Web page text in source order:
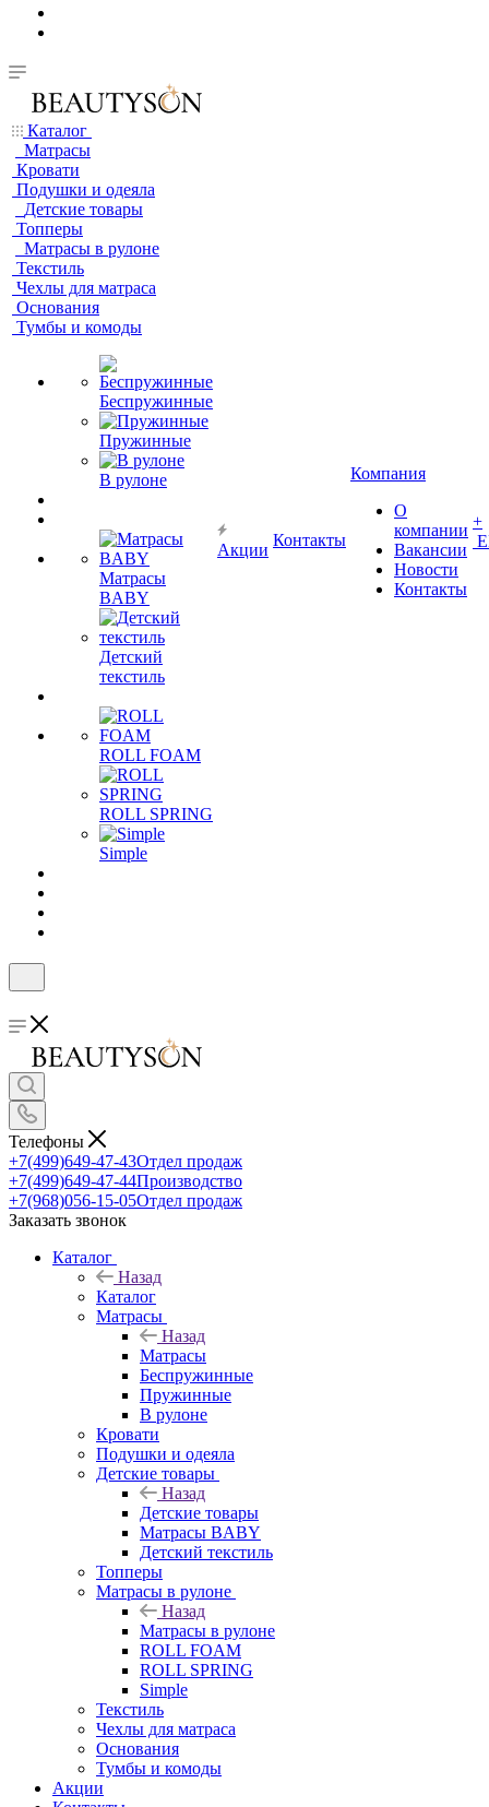
Каталог
Матрасы
Кровати
Подушки и одеяла
Детские товары
Топперы
Матрасы в рулоне
Текстиль
Чехлы для матраса
Основания
Тумбы и комоды
Беспружинные
Пружинные
В рулоне
Матрасы
BABY
Детский
текстиль
ROLL FOAM
ROLL SPRING
Simple
Акции
Контакты
Компания
О
компании
Вакансии
Новости
Контакты
+
Телефоны
+7(499)649-47-43Отдел продаж
+7(499)649-47-44Производство
+7(968)056-15-05Отдел продаж
Заказать звонок
Каталог
Назад
Каталог
Матрасы
Назад
Матрасы
Беспружинные
Пружинные
В рулоне
Кровати
Подушки и одеяла
Детские товары
Назад
Детские товары
Матрасы BABY
Детский текстиль
Топперы
Матрасы в рулоне
Назад
Матрасы в рулоне
ROLL FOAM
ROLL SPRING
Simple
Текстиль
Чехлы для матраса
Основания
Тумбы и комоды
Акции